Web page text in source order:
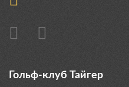
Гольф-клуб Тайгер